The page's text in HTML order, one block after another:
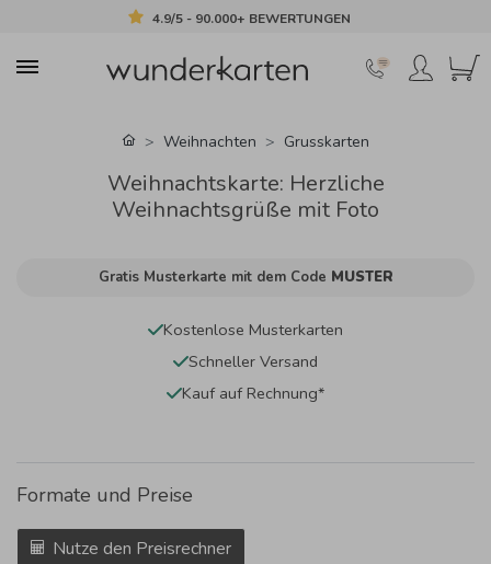
4.9/5 - 90.000+ BEWERTUNGEN
Weihnachten Grusskarten
Weihnachtskarte: Herzliche
Weihnachtsgrüße mit Foto
Gratis Musterkarte mit dem Code MUSTER
Kostenlose Musterkarten
Schneller Versand
Kauf auf Rechnung*
Formate und Preise
Nutze den Preisrechner